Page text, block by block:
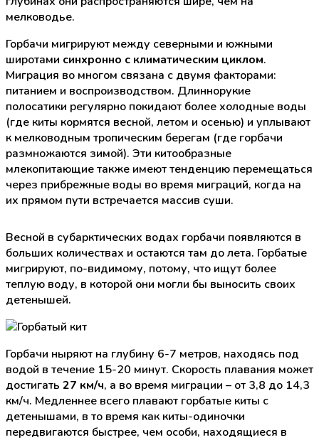
мелководье.
Горбачи мигрируют между северными и южными
широтами синхронно с климатическим циклом.
Миграция во многом связана с двумя факторами:
питанием и воспроизводством. Длиннорукие
полосатики регулярно покидают более холодные воды
(где киты кормятся весной, летом и осенью) и уплывают
к мелководным тропическим берегам (где горбачи
размножаются зимой). Эти китообразные
млекопитающие также имеют тенденцию перемещаться
через прибрежные воды во время миграций, когда на
их прямом пути встречается массив суши.
Весной в субарктических водах горбачи появляются в
больших количествах и остаются там до лета. Горбатые
мигрируют, по-видимому, потому, что ищут более
теплую воду, в которой они могли бы выносить своих
детенышей.
Горбачи ныряют на глубину 6-7 метров, находясь под
водой в течение 15-20 минут. Скорость плавания может
достигать 27 км/ч, а во время миграции – от 3,8 до 14,3
км/ч. Медленнее всего плавают горбатые киты с
детенышами, в то время как киты-одиночки
передвигаются быстрее, чем особи, находящиеся в